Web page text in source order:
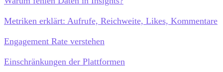
Metriken erklärt: Aufrufe, Reichweite, Likes, Kommentare
Engagement Rate verstehen
Einschränkungen der Plattformen